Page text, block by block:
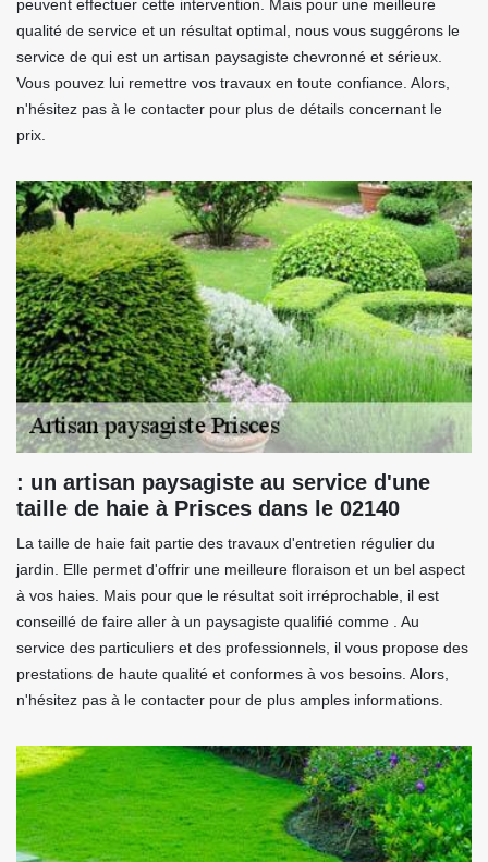
peuvent effectuer cette intervention. Mais pour une meilleure
qualité de service et un résultat optimal, nous vous suggérons le
service de qui est un artisan paysagiste chevronné et sérieux.
Vous pouvez lui remettre vos travaux en toute confiance. Alors,
n'hésitez pas à le contacter pour plus de détails concernant le
prix.
: un artisan paysagiste au service d'une
taille de haie à Prisces dans le 02140
La taille de haie fait partie des travaux d'entretien régulier du
jardin. Elle permet d'offrir une meilleure floraison et un bel aspect
à vos haies. Mais pour que le résultat soit irréprochable, il est
conseillé de faire aller à un paysagiste qualifié comme . Au
service des particuliers et des professionnels, il vous propose des
prestations de haute qualité et conformes à vos besoins. Alors,
n'hésitez pas à le contacter pour de plus amples informations.